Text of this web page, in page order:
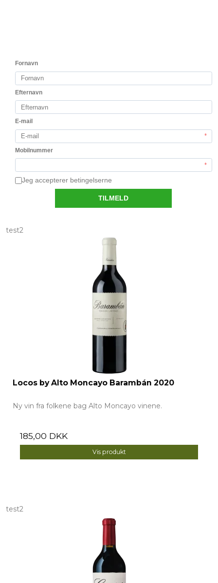
6 fl Locos by Alto Moncayo Baramblanc 2025
inkl vinkøler
Første hvidvin fra teamet bag Alto Moncayo
1.110,00 DKK
1.000,00 DKK
Vis produkt
test2
Locos by Alto Moncayo Barambán 2020
Ny vin fra folkene bag Alto Moncayo vinene.
185,00 DKK
Vis produkt
test2